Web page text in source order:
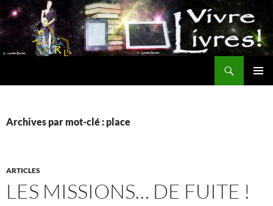
Aller
au
contenu
Archives par mot-clé : place
ARTICLES
LES MISSIONS… DE FUITE !